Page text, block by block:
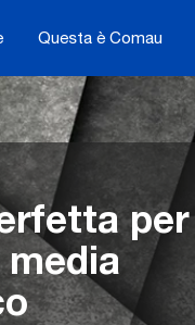
Questa è Comau
per